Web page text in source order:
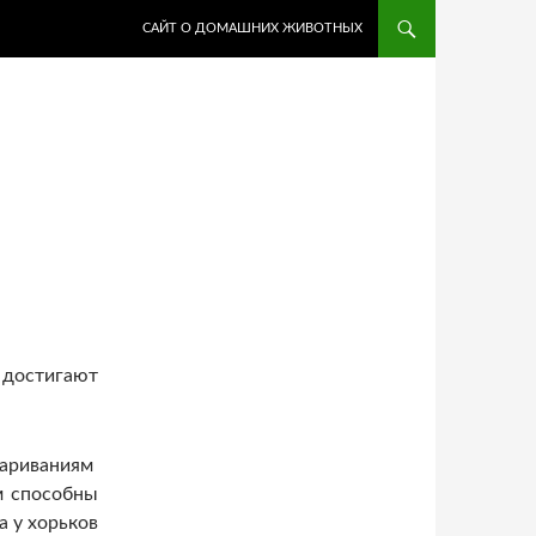
САЙТ О ДОМАШНИХ ЖИВОТНЫХ
способны
у хорьков